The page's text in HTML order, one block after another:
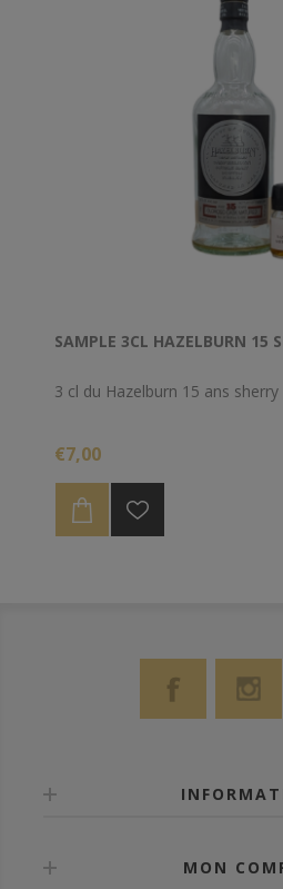
SAMPLE 3CL HAZELBURN 15
3 cl du Hazelburn 15 ans sherry
€7,00
MON